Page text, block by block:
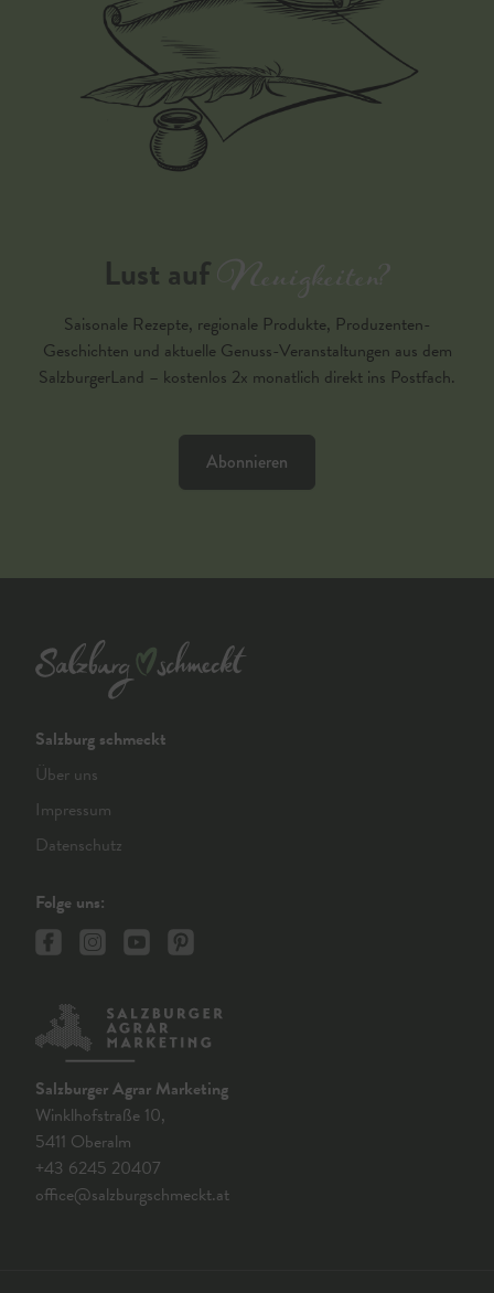
Lust aufNeuigkeiten?
Saisonale Rezepte, regionale Produkte, Produzenten-
Geschichten und aktuelle Genuss-Veranstaltungen aus dem
SalzburgerLand – kostenlos 2x monatlich direkt ins Postfach.
Abonnieren
Salzburg schmeckt
Über uns
Impressum
Datenschutz
Folge uns:
Salzburger Agrar Marketing
Winklhofstraße 10,
5411 Oberalm
+43 6245 20407
office@salzburgschmeckt.at